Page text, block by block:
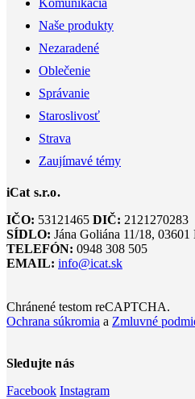
Komunikácia
Naše produkty
Nezaradené
Oblečenie
Správanie
Staroslivosť
Strava
Zaujímavé témy
iCat s.r.o.
IČO: 53121465 DIČ: 2121270283
SÍDLO: Jána Goliána 11/18, 03601
TELEFÓN: 0948 308 505
EMAIL: info@icat.sk
Chránené testom reCAPTCHA.
Ochrana súkromia a Zmluvné
Sledujte nás
Facebook Instagram